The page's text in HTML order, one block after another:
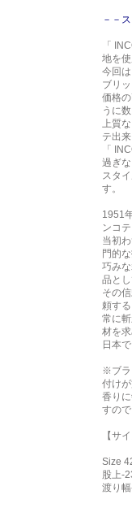
－－
「
地を使
今回
ブリ
価格
うに
上質
テ出
「
過ぎ
スタ
す。
1951
ンコテ
当初
門的
巧み
品と
その
頼す
常に
材を
日本
※ブラ
付け
香り
すの
【サ
Size
股上-
渡り